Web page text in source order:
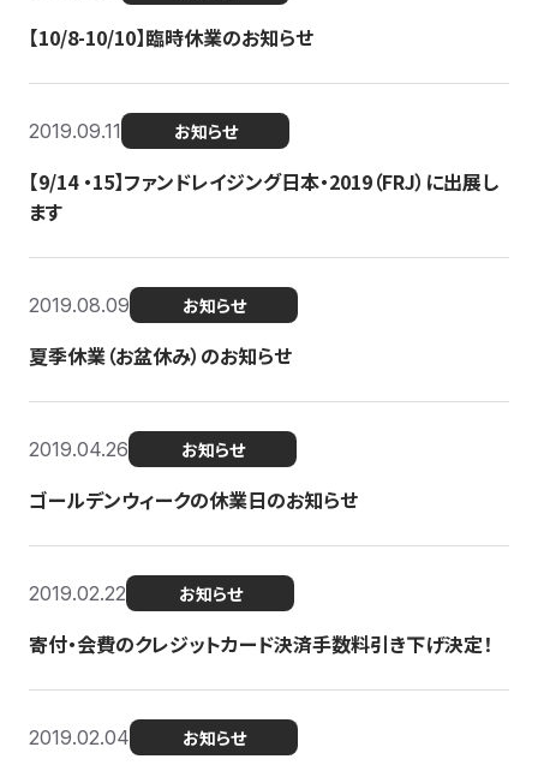
【10/8-10/10】臨時休業のお知らせ
2019.09.11 お知らせ
【9/14 ・15】ファンドレイジング日本・2019（FRJ）に出展し
ます
2019.08.09 お知らせ
夏季休業（お盆休み）のお知らせ
2019.04.26 お知らせ
ゴールデンウィークの休業日のお知らせ
2019.02.22 お知らせ
寄付・会費のクレジットカード決済手数料引き下げ決定！
2019.02.04 お知らせ